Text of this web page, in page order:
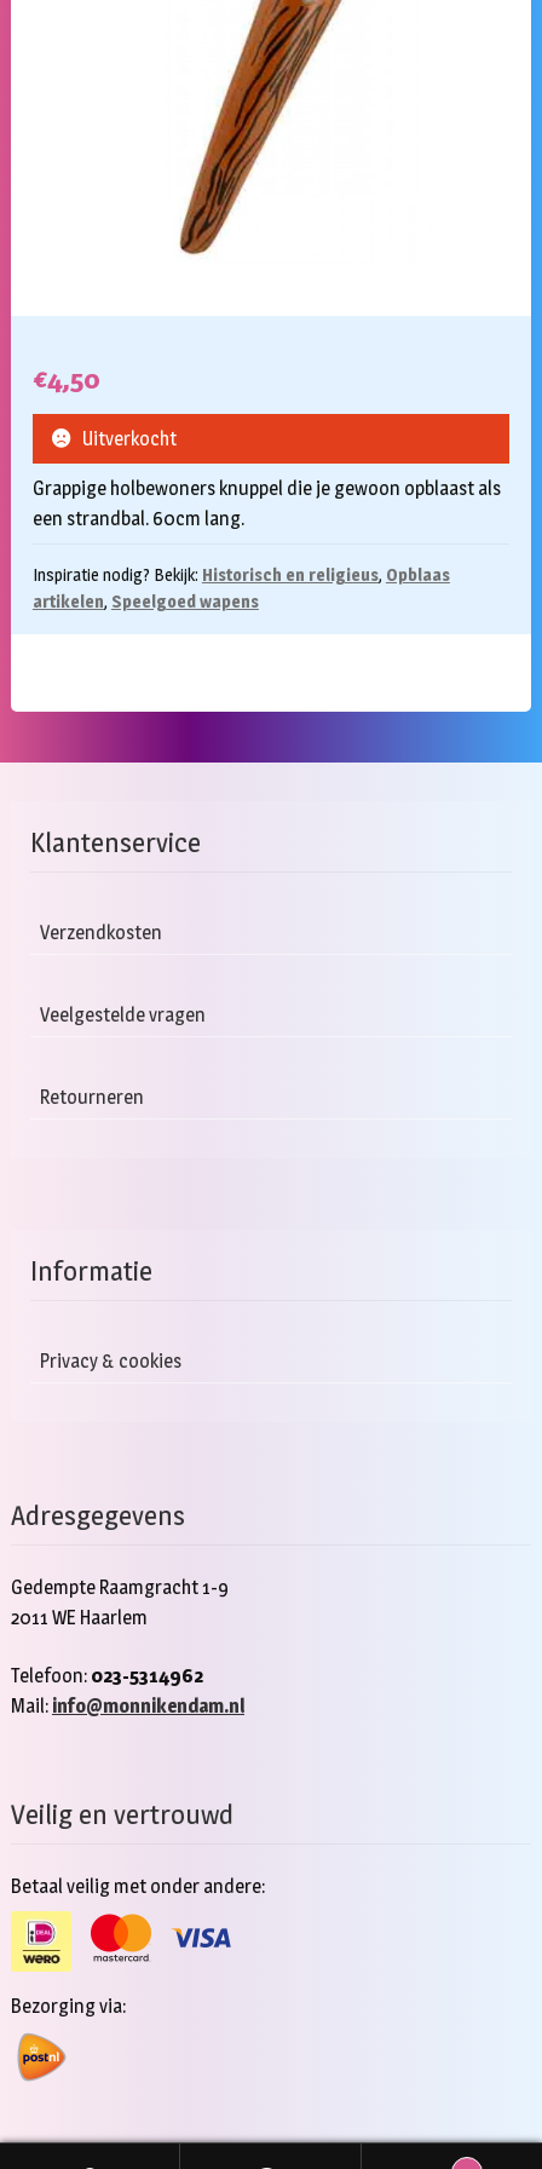
€4,50
Grappige holbewoners knuppel die je gewoon opblaast als
een strandbal. 60cm lang.
Inspiratie nodig? Bekijk: Historisch en religieus, Opblaas
artikelen, Speelgoed wapens
Uitverkocht
Klantenservice
Verzendkosten
Veelgestelde vragen
Retourneren
Informatie
Privacy & cookies
Adresgegevens
Gedempte Raamgracht 1-9
2011 WE Haarlem
Telefoon: 023-5314962
Mail: info@monnikendam.nl
Veilig en vertrouwd
Betaal veilig met onder andere:
Bezorging via: